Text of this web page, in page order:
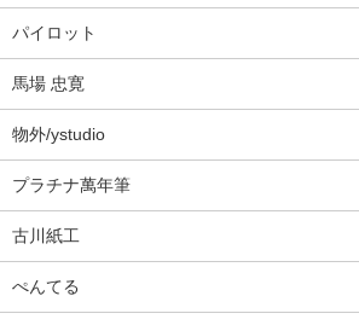
パイロット
馬場 忠寛
物外/ystudio
プラチナ萬年筆
古川紙工
ぺんてる